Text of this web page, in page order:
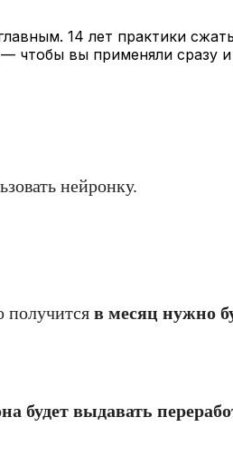
14 лет практики
чтобы вы применяли сразу и
нейронку.
получится в месяц нужно
будет выдавать